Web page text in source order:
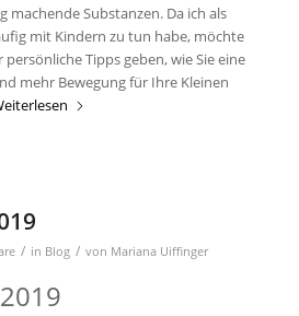
machende Substanzen. Da ich als
mit Kindern zu tun habe, möchte
Tipps geben, wie Sie eine
mehr Bewegung für Ihre Kleinen
/ in Blog / von Mariana Uiffinger